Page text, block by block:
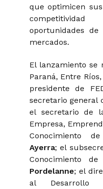
que optimicen
oportunidades de
mercados.
El lanzamiento se
Paraná, Entre
presidente de
secretario general
el secretario de
Empresa,
Conocimiento
Ayerra; el
Conocimiento
Pordelanne; el
al Desarrollo